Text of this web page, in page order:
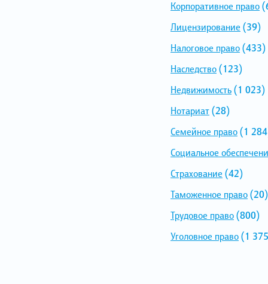
Корпоративное право
Лицензирование (39)
Налоговое право(433)
Наследство(123)
Недвижимость(1 023)
Нотариат(28)
Семейное право(1
Социальное
Страхование (42)
Таможенное право(20)
Трудовое право(800)
Уголовное право(1